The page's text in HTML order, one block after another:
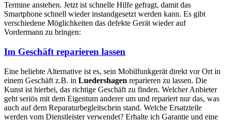
Termine anstehen. Jetzt ist schnelle Hilfe gefragt, damit das
Smartphone schnell wieder instandgesetzt werden kann. Es gibt
verschiedene Möglichkeiten das defekte Gerät wieder auf
Vordermann zu bringen:
Im Geschäft reparieren lassen
Eine beliebte Alternative ist es, sein Mobilfunkgerät direkt vor Ort in
einem Geschäft z.B. in Luedershagen reparieren zu lassen. Die
Kunst ist hierbei, das richtige Geschäft zu finden. Welcher Anbieter
geht seriös mit dem Eigentum anderer um und repariert nur das, was
auch auf dem Reparaturbegleitschein stand. Welche Ersatzteile
werden vom Dienstleister verwendet? Erhalte ich Garantie und eine